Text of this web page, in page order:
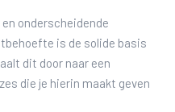
onderscheidende
is de solide basis
dit door naar een
die je hierin maakt geven